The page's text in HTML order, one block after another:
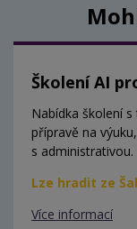
Školení AI
Nabídka školení
přípravě na
s administrativou.
Lze hradit ze
Více informací